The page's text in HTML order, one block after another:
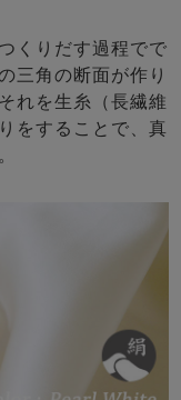
くりだす過程でで
三角の断面が作り
れを生糸（長繊維
をすることで、真